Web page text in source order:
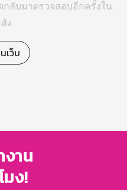
กลับมาตรวจสอบอีกครั้งใน
ง
เว็บ
าน
มง!